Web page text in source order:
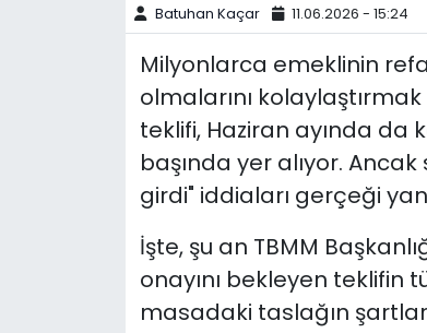
Batuhan Kaçar 11.06.2026 - 15:24
Milyonlarca emeklinin
olmalarını
teklifi, Haziran ayında da
başında yer alıyor.
girdi" iddiaları gerçeği
İşte, şu an TBMM
onayını bekleyen teklifin
masadaki taslağın